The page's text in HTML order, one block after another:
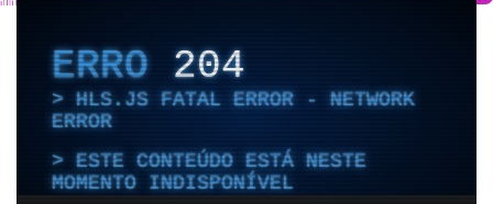
ERRO204
HLS.JS FATAL ERROR - NETWORK
ERROR
ESTE CONTEÚDO ESTÁ NESTE
MOMENTO INDISPONÍVEL